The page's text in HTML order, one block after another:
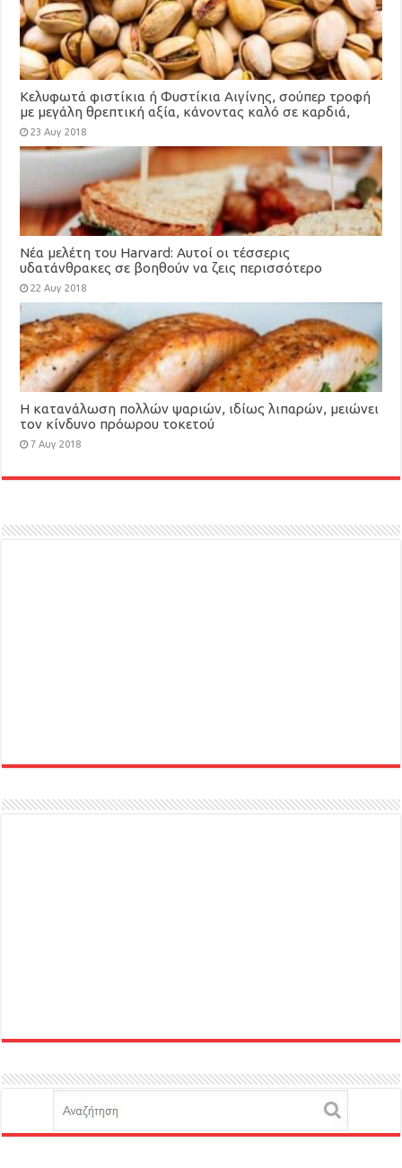
Κελυφωτά φιστίκια ή Φυστίκια Αιγίνης, σούπερ τροφή
με μεγάλη θρεπτική αξία, κάνοντας καλό σε καρδιά,
χοληστερίνη, μάτια, αδυνάτισμα
23 Αυγ 2018
Νέα μελέτη του Harvard: Αυτοί οι τέσσερις
υδατάνθρακες σε βοηθούν να ζεις περισσότερο
22 Αυγ 2018
Η κατανάλωση πολλών ψαριών, ιδίως λιπαρών, μειώνει
τον κίνδυνο πρόωρου τοκετού
7 Αυγ 2018